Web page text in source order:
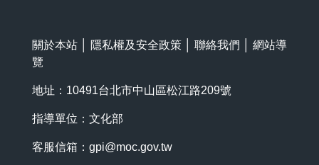
關於本站 隱私權及安全政策 聯絡我們
網站導
覽
地址：10491台北市中山區松江路209號
指導單位：文化部
客服信箱： gpi@moc.gov.tw